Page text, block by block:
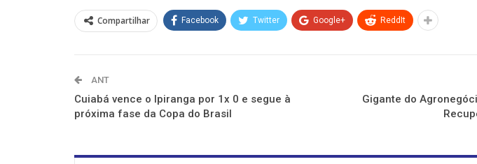
em
nova
janela)
em
nova
janela)
em
nova
janela)
em
nova
janela)
em
nova
janela)
em
nova
janela)
Compartilhar Facebook Twitter Google+ ReddIt
ANT
Cuiabá vence o Ipiranga por 1x 0 e segue à
próxima fase da Copa do Brasil
Gigante do